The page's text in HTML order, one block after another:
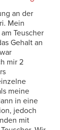
an der
Mein
Teuscher
Gehalt an
mir 2
meine
in eine
jedoch
mit